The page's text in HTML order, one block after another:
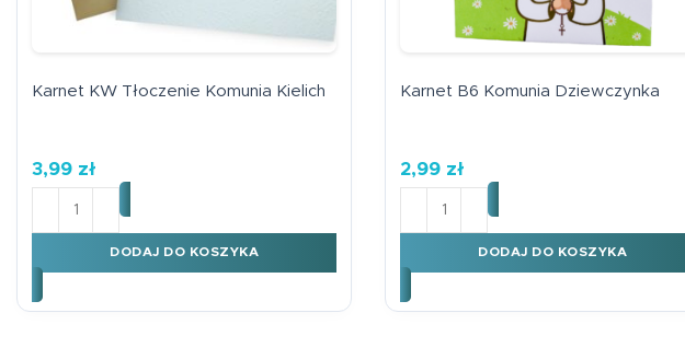
Karnet KW Tłoczenie Komunia Kielich
3,99 zł
DODAJ DO KOSZYKA
Karnet B6 Komunia Dziewczynka
2,99 zł
DODAJ DO KOSZYKA